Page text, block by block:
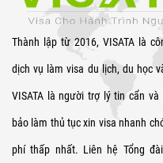
Thành lập từ 2016, VISATA là
dịch vụ làm visa du lịch, du học
VISATA là người trợ lý tin cẩn
bảo làm thủ tục xin visa nhanh
phí thấp nhất. Liên hệ Tổng